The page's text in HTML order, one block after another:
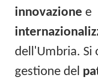
innovazione e
dell'Umbria. Si
gestione del